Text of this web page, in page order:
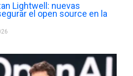
Lightwell: nuevas
el open source en la